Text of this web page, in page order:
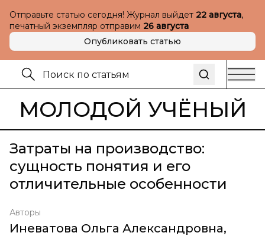
Отправьте статью сегодня! Журнал выйдет 22 августа,
печатный экземпляр отправим 26 августа
Опубликовать статью
МОЛОДОЙ УЧЁНЫЙ
Затраты на производство:
сущность понятия и его
отличительные особенности
Авторы
Иневатова Ольга Александровна,